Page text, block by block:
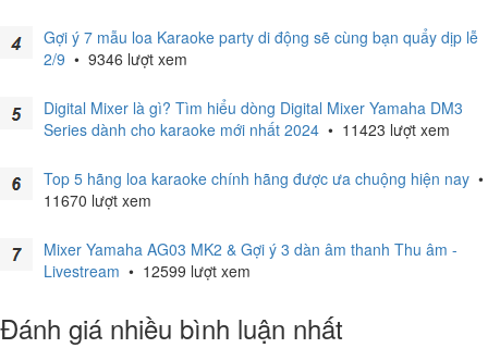
Gợi ý 7 mẫu loa Karaoke party di động sẽ cùng bạn quẩy dịp lễ
2/9 • 9346 lượt xem
Digital Mixer là gì? Tìm hiểu dòng Digital Mixer Yamaha DM3
Series dành cho karaoke mới nhất 2024 • 11423 lượt xem
Top 5 hãng loa karaoke chính hãng được ưa chuộng hiện nay •
11670 lượt xem
Mixer Yamaha AG03 MK2 & Gợi ý 3 dàn âm thanh Thu âm -
Livestream • 12599 lượt xem
Đánh giá nhiều bình luận nhất